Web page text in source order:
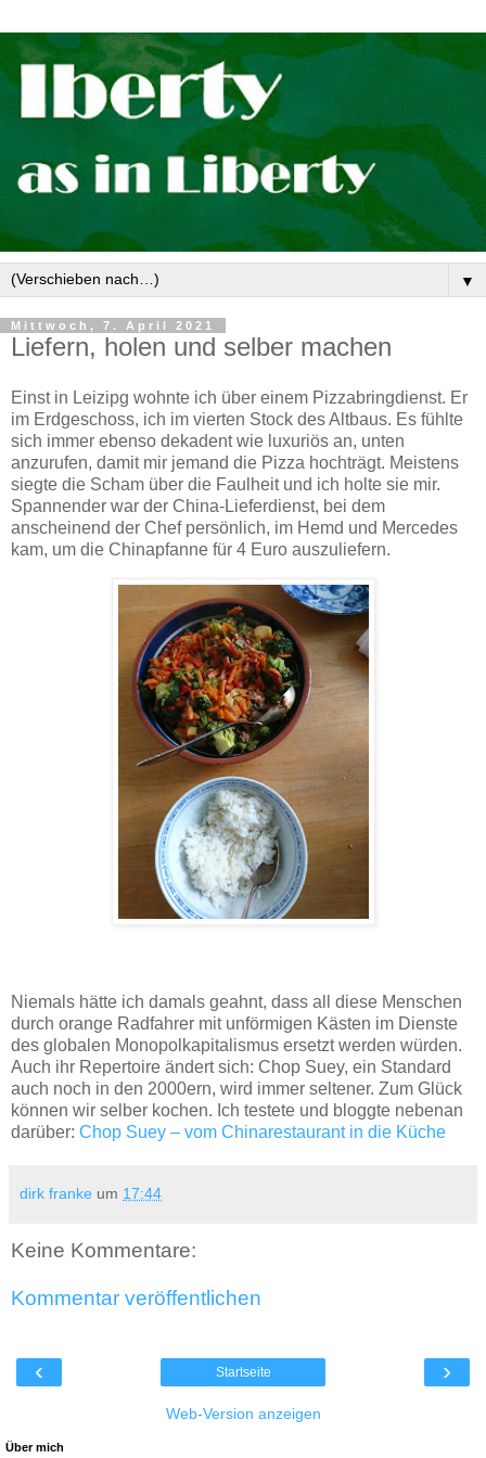
▼
Mittwoch, 7. April 2021
Liefern, holen und selber machen
Einst in Leizipg wohnte ich über einem Pizzabringdienst. Er
im Erdgeschoss, ich im vierten Stock des Altbaus. Es fühlte
sich immer ebenso dekadent wie luxuriös an, unten
anzurufen, damit mir jemand die Pizza hochträgt. Meistens
siegte die Scham über die Faulheit und ich holte sie mir.
Spannender war der China-Lieferdienst, bei dem
anscheinend der Chef persönlich, im Hemd und Mercedes
kam, um die Chinapfanne für 4 Euro auszuliefern.
Niemals hätte ich damals geahnt, dass all diese Menschen
durch orange Radfahrer mit unförmigen Kästen im Dienste
des globalen Monopolkapitalismus ersetzt werden würden.
Auch ihr Repertoire ändert sich: Chop Suey, ein Standard
auch noch in den 2000ern, wird immer seltener. Zum Glück
können wir selber kochen. Ich testete und bloggte nebenan
darüber: Chop Suey – vom Chinarestaurant in die Küche
dirk franke um 17:44
Keine Kommentare:
Kommentar veröffentlichen
‹ ›
Startseite
Web-Version anzeigen
Über mich